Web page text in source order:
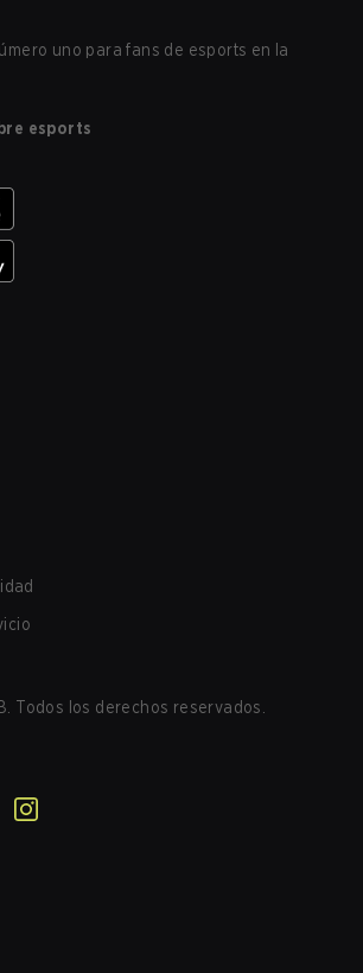
uno para fans de esports en la
esports
Todos los derechos reservados.